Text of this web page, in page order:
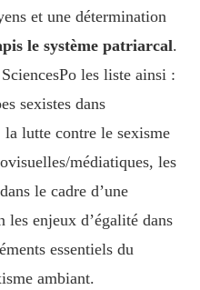
et une détermination
le système patriarcal.
les liste ainsi :
sexistes dans
lutte contre le sexisme
médiatiques, les
le cadre d’une
enjeux d’égalité dans
essentiels du
ambiant.